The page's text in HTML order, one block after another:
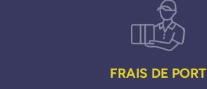
FRAIS DE PORT